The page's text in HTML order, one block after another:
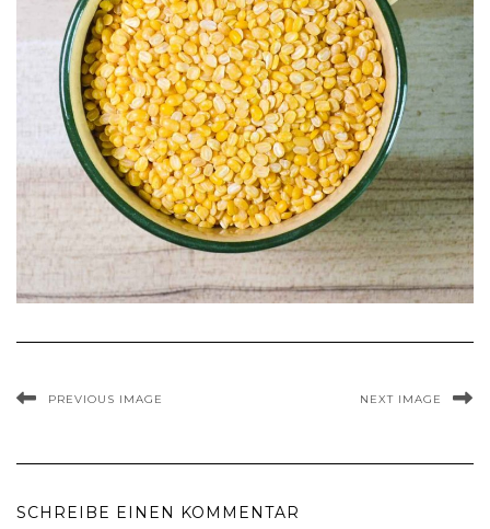
PREVIOUS IMAGE NEXT IMAGE
SCHREIBE EINEN KOMMENTAR